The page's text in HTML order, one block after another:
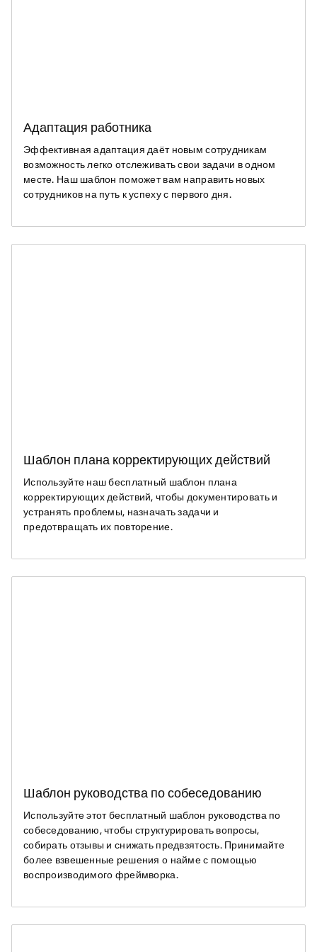
Адаптация работника
Эффективная адаптация даёт новым сотрудникам
возможность легко отслеживать свои задачи в одном
месте. Наш шаблон поможет вам направить новых
сотрудников на путь к успеху с первого дня.
Шаблон плана корректирующих действий
Используйте наш бесплатный шаблон плана
корректирующих действий, чтобы документировать и
устранять проблемы, назначать задачи и
предотвращать их повторение.
Шаблон руководства по собеседованию
Используйте этот бесплатный шаблон руководства по
собеседованию, чтобы структурировать вопросы,
собирать отзывы и снижать предвзятость. Принимайте
более взвешенные решения о найме с помощью
воспроизводимого фреймворка.